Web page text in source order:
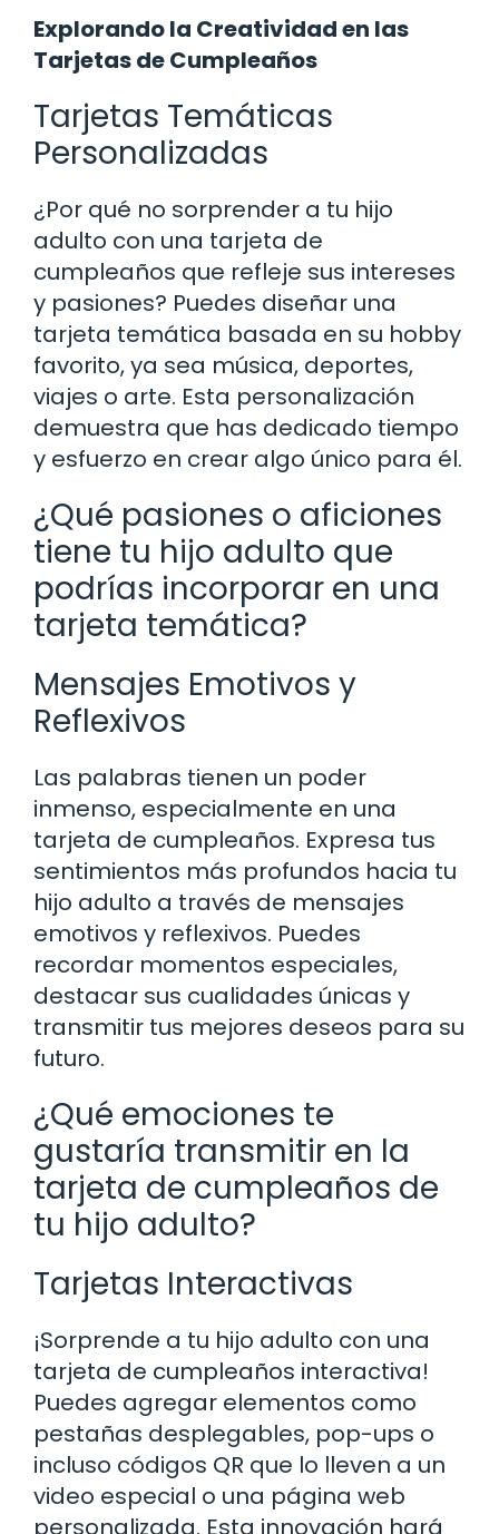
Explorando la Creatividad en las
Tarjetas de Cumpleaños
Tarjetas Temáticas
Personalizadas
¿Por qué no sorprender a tu hijo
adulto con una tarjeta de
cumpleaños que refleje sus intereses
y pasiones? Puedes diseñar una
tarjeta temática basada en su hobby
favorito, ya sea música, deportes,
viajes o arte. Esta personalización
demuestra que has dedicado tiempo
y esfuerzo en crear algo único para él.
¿Qué pasiones o aficiones
tiene tu hijo adulto que
podrías incorporar en una
tarjeta temática?
Mensajes Emotivos y
Reflexivos
Las palabras tienen un poder
inmenso, especialmente en una
tarjeta de cumpleaños. Expresa tus
sentimientos más profundos hacia tu
hijo adulto a través de mensajes
emotivos y reflexivos. Puedes
recordar momentos especiales,
destacar sus cualidades únicas y
transmitir tus mejores deseos para su
futuro.
¿Qué emociones te
gustaría transmitir en la
tarjeta de cumpleaños de
tu hijo adulto?
Tarjetas Interactivas
¡Sorprende a tu hijo adulto con una
tarjeta de cumpleaños interactiva!
Puedes agregar elementos como
pestañas desplegables, pop-ups o
incluso códigos QR que lo lleven a un
video especial o una página web
personalizada. Esta innovación hará